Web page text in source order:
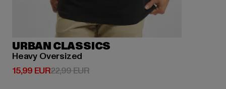
URBAN CLASSICS
Heavy Oversized
15,99 EUR
Prix courant: 15,99 EUR
22,99 EURPrix en promotion: 22,99 EUR